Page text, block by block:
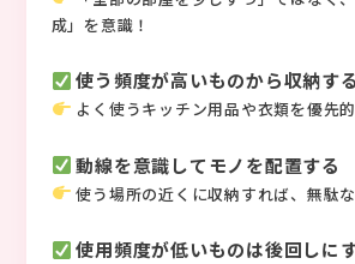
成」を意識！
使う頻度が高いものから収納する
よく使うキッチン用品や衣類を優先
動線を意識してモノを配置する
使う場所の近くに収納すれば、無駄
使用頻度が低いものは後回しに